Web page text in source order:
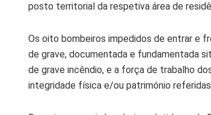
posto territorial da respetiva área de
Os oito bombeiros impedidos de entrar e
de grave, documentada e fundamentada
de grave incêndio, e a força de trabalho
integridade física e/ou património